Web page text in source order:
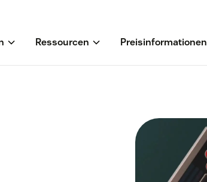
Ressourcen Preisinformationen